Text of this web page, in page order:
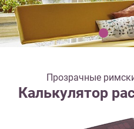
Прозрачные
Калькулятор